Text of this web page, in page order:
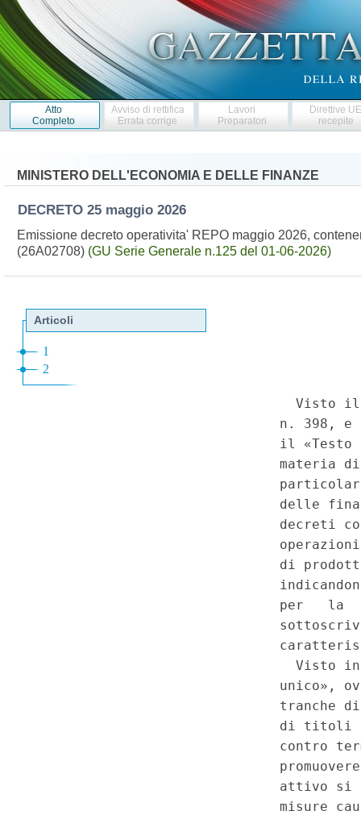
Atto
Completo
Avviso di rettifica
Errata corrige
Lavori
Preparatori
Direttive
recepite
MINISTERO DELL'ECONOMIA E DELLE FINANZE
DECRETO 25 maggio 2026
Emissione decreto operativita' REPO maggio 2026,
(26A02708) (GU Serie Generale n.125 del 01-06-2026)